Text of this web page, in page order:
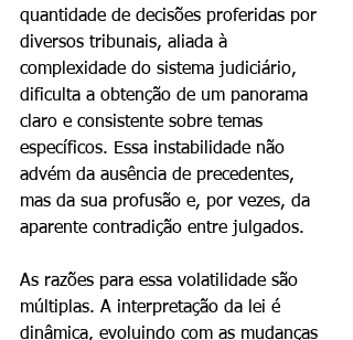
quantidade de decisões proferidas por
diversos tribunais, aliada à
complexidade do sistema judiciário,
dificulta a obtenção de um panorama
claro e consistente sobre temas
específicos. Essa instabilidade não
advém da ausência de precedentes,
mas da sua profusão e, por vezes, da
aparente contradição entre julgados.
As razões para essa volatilidade são
múltiplas. A interpretação da lei é
dinâmica, evoluindo com as mudanças